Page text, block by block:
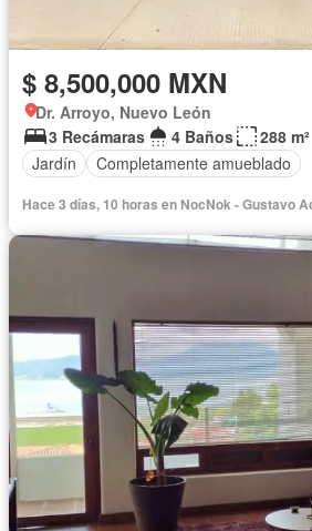
$ 8,500,000 MXN
Dr. Arroyo, Nuevo León
3 Recámaras
4 Baños
288 m²
Jardín
Completamente amueblado
Hace 3 días, 10 horas en NocNok - Gustavo